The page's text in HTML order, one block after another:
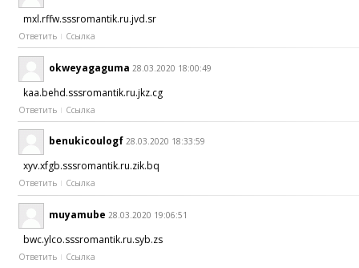
mxl.rffw.sssromantik.ru.jvd.sr
Ответить Ссылка
okweyagaguma 28.03.2020 18:00:49
kaa.behd.sssromantik.ru.jkz.cg
Ответить Ссылка
benukicoulogf 28.03.2020 18:33:59
xyv.xfgb.sssromantik.ru.zik.bq
Ответить Ссылка
muyamube 28.03.2020 19:06:51
bwc.ylco.sssromantik.ru.syb.zs
Ответить Ссылка